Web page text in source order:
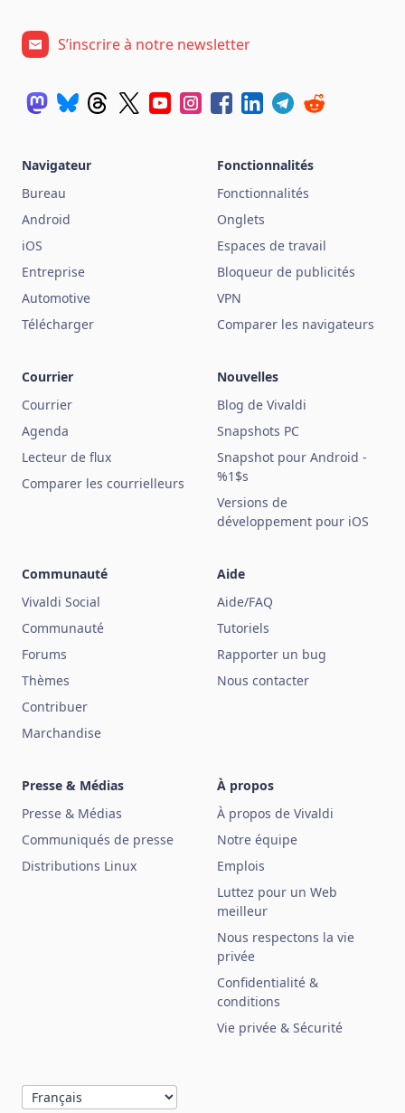
S’inscrire à notre newsletter
Navigateur
Bureau
Android
iOS
Entreprise
Automotive
Télécharger
Fonctionnalités
Fonctionnalités
Onglets
Espaces de travail
Bloqueur de publicités
VPN
Comparer les navigateurs
Courrier
Courrier
Agenda
Lecteur de flux
Comparer les courrielleurs
Nouvelles
Blog de Vivaldi
Snapshots PC
Snapshot pour Android -
%1$s
Versions de
développement pour iOS
Communauté
Vivaldi Social
Communauté
Forums
Thèmes
Contribuer
Marchandise
Aide
Aide/FAQ
Tutoriels
Rapporter un bug
Nous contacter
Presse & Médias
Presse & Médias
Communiqués de presse
Distributions Linux
À propos
À propos de Vivaldi
Notre équipe
Emplois
Luttez pour un Web
meilleur
Nous respectons la vie
privée
Confidentialité &
conditions
Vie privée & Sécurité